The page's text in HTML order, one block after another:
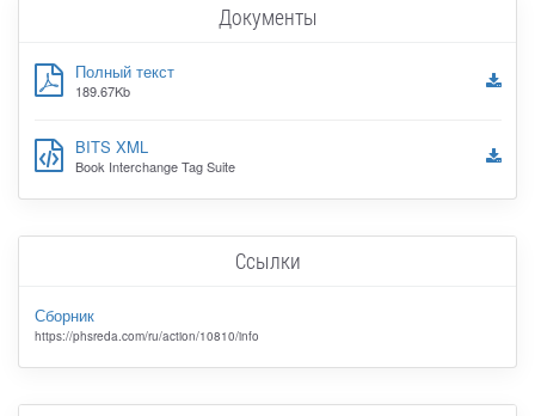
Документы
Полный текст
189.67Kb
BITS XML
Book Interchange Tag Suite
Ссылки
Сборник
https://phsreda.com/ru/action/10810/info